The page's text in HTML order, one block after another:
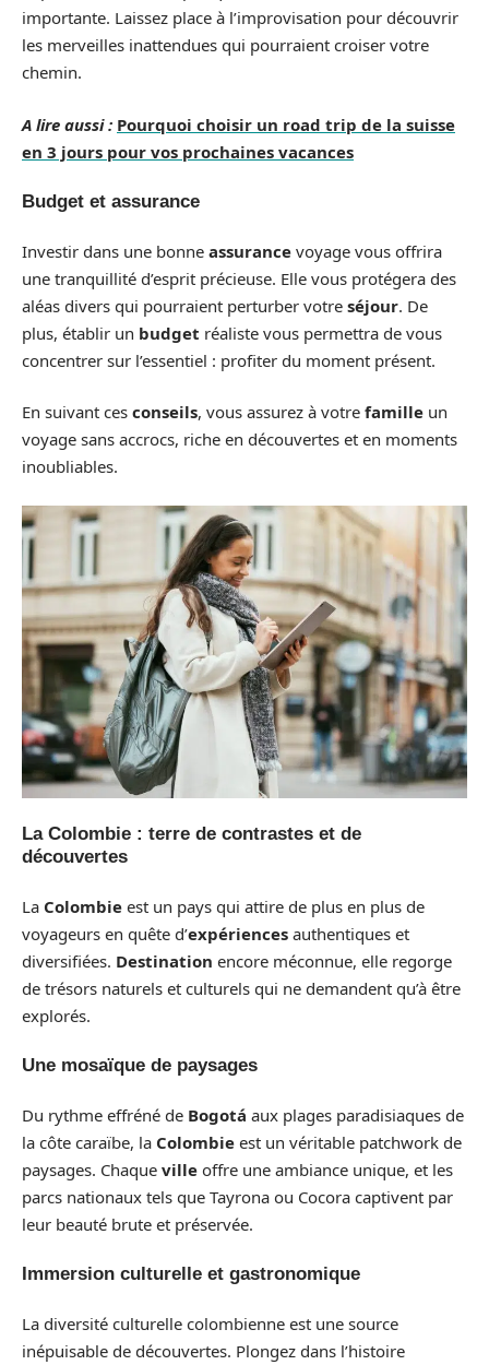
importante. Laissez place à l’improvisation pour découvrir
les merveilles inattendues qui pourraient croiser votre
chemin.
A lire aussi : Pourquoi choisir un road trip de la suisse
en 3 jours pour vos prochaines vacances
Budget et assurance
Investir dans une bonne assurance voyage vous offrira
une tranquillité d’esprit précieuse. Elle vous protégera des
aléas divers qui pourraient perturber votre séjour. De
plus, établir un budget réaliste vous permettra de vous
concentrer sur l’essentiel : profiter du moment présent.
En suivant ces conseils, vous assurez à votre famille un
voyage sans accrocs, riche en découvertes et en moments
inoubliables.
La Colombie : terre de contrastes et de
découvertes
La Colombie est un pays qui attire de plus en plus de
voyageurs en quête d’expériences authentiques et
diversifiées. Destination encore méconnue, elle regorge
de trésors naturels et culturels qui ne demandent qu’à être
explorés.
Une mosaïque de paysages
Du rythme effréné de Bogotá aux plages paradisiaques de
la côte caraïbe, la Colombie est un véritable patchwork de
paysages. Chaque ville offre une ambiance unique, et les
parcs nationaux tels que Tayrona ou Cocora captivent par
leur beauté brute et préservée.
Immersion culturelle et gastronomique
La diversité culturelle colombienne est une source
inépuisable de découvertes. Plongez dans l’histoire